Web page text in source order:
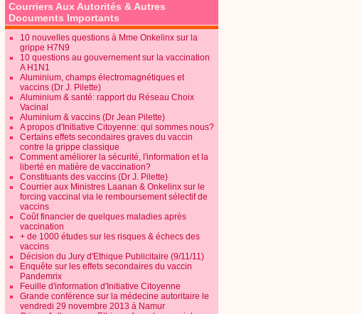
Courriers Aux Autorités & Autres
Documents Importants
10 nouvelles questions à Mme Onkelinx sur la
grippe H7N9
10 questions au gouvernement sur la vaccination
A H1N1
Aluminium, champs électromagnétiques et
vaccins (Dr J. Pilette)
Aluminium & santé: rapport du Réseau Choix
Vacinal
Aluminium & vaccins (Dr Jean Pilette)
A propos d'Initiative Citoyenne: qui sommes nous?
Certains effets secondaires graves du vaccin
contre la grippe classique
Comment améliorer la sécurité, l'information et la
liberté en matière de vaccination?
Constituants des vaccins (Dr J. Pilette)
Courrier aux Ministres Laanan & Onkelinx sur le
forcing vaccinal via le remboursement sélectif de
vaccins
Coût financier de quelques maladies après
vaccination
+ de 1000 études sur les risques & échecs des
vaccins
Décision du Jury d'Ethique Publicitaire (9/11/11)
Enquête sur les effets secondaires du vaccin
Pandemrix
Feuille d'information d'Initiative Citoyenne
Grande conférence sur la médecine autoritaire le
vendredi 29 novembre 2013 à Namur